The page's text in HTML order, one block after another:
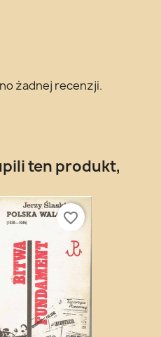
żadnej recenzji.
ten produkt,
favorite_border